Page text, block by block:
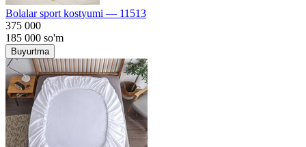
Bolalar sport kostyumi — 11513
375 000
185 000 so'm
Buyurtma